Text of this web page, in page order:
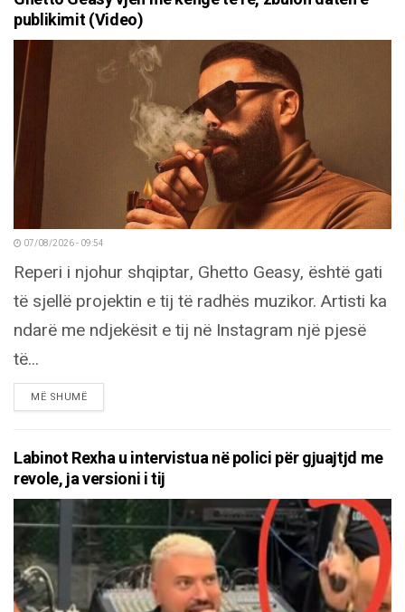
publikimit (Video)
07/08/2026 - 09:54
Reperi i njohur shqiptar, Ghetto Geasy, është gati
të sjellë projektin e tij të radhës muzikor. Artisti ka
ndarë me ndjekësit e tij në Instagram një pjesë
të...
MË SHUMËDETAILS
Labinot Rexha u intervistua në polici për gjuajtjd me
revole, ja versioni i tij